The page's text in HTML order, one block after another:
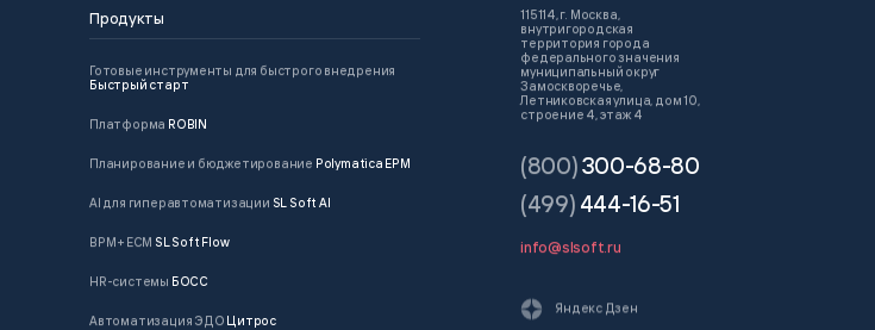
Продукты
Готовые инструменты для быстрого внедрения
Быстрый старт
Платформа ROBIN
Планирование и бюджетирование Polymatica EPM
AI для гиперавтоматизации SL Soft AI
BPM + ECM SL Soft Flow
HR-системы БОСС
Автоматизация ЭДО Цитрос
115114, г. Москва,
внутригородская
территория города
федерального значения
муниципальный округ
Замоскворечье,
Летниковская улица, дом 10,
строение 4, этаж 4
(800)300-68-80
(499) 444-16-51
info@slsoft.ru
Яндекс Дзен